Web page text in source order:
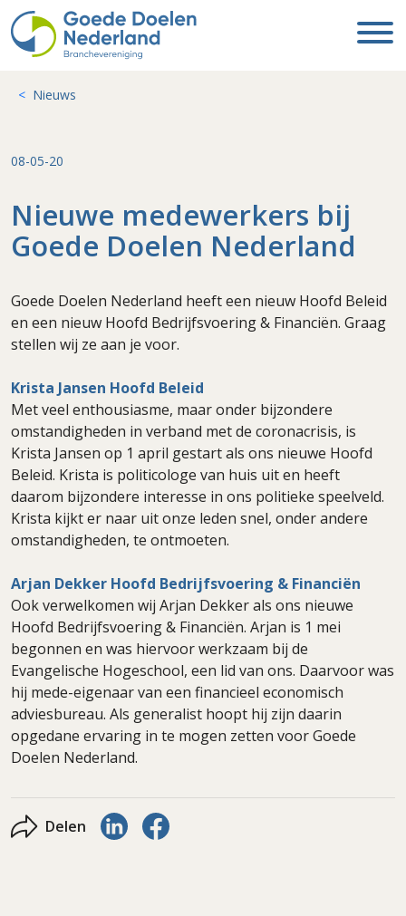
Nieuws
08-05-20
Nieuwe medewerkers bij
Goede Doelen Nederland
Goede Doelen Nederland heeft een nieuw Hoofd Beleid
en een nieuw Hoofd Bedrijfsvoering & Financiën. Graag
stellen wij ze aan je voor.
Krista Jansen Hoofd Beleid
Met veel enthousiasme, maar onder bijzondere
omstandigheden in verband met de coronacrisis, is
Krista Jansen op 1 april gestart als ons nieuwe Hoofd
Beleid. Krista is politicologe van huis uit en heeft
daarom bijzondere interesse in ons politieke speelveld.
Krista kijkt er naar uit onze leden snel, onder andere
omstandigheden, te ontmoeten.
Arjan Dekker Hoofd Bedrijfsvoering & Financiën
Ook verwelkomen wij Arjan Dekker als ons nieuwe
Hoofd Bedrijfsvoering & Financiën. Arjan is 1 mei
begonnen en was hiervoor werkzaam bij de
Evangelische Hogeschool, een lid van ons. Daarvoor was
hij mede-eigenaar van een financieel economisch
adviesbureau. Als generalist hoopt hij zijn daarin
opgedane ervaring in te mogen zetten voor Goede
Doelen Nederland.
Delen Delen via LinkedIn
Delen via Facebook